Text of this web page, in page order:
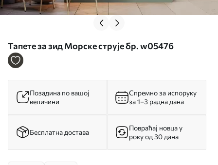
Тапете за зид Морске струје бр. w05476
Позадина по вашој
величини
Спремно за испоруку
за 1–3 радна дана
Бесплатна достава
Повраћај новца у
року од 30 дана